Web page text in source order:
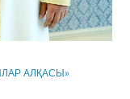
АЛҚАСЫ»